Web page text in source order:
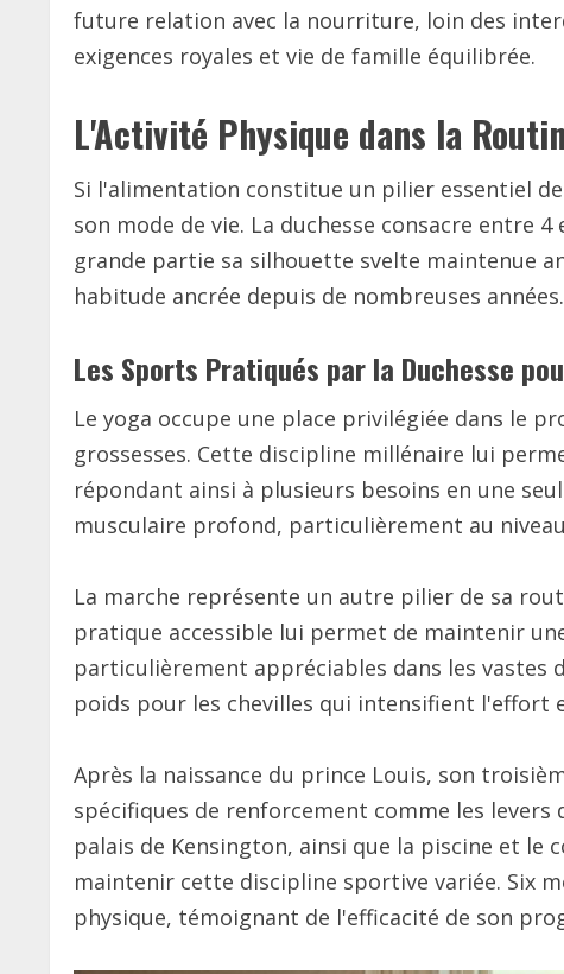
future relation avec la nourriture, loin des
exigences royales et vie de famille équilibrée.
L'Activité Physique dans la
Si l'alimentation constitue un pilier essentiel
son mode de vie. La duchesse consacre entre
grande partie sa silhouette svelte maintenue
habitude ancrée depuis de nombreuses années.
Les Sports Pratiqués par la Duchesse
Le yoga occupe une place privilégiée dans le
grossesses. Cette discipline millénaire lui
répondant ainsi à plusieurs besoins en une
musculaire profond, particulièrement au
La marche représente un autre pilier de sa
pratique accessible lui permet de maintenir
particulièrement appréciables dans les vastes
poids pour les chevilles qui intensifient l'effort
Après la naissance du prince Louis, son
spécifiques de renforcement comme les
palais de Kensington, ainsi que la piscine et
maintenir cette discipline sportive variée. Six
physique, témoignant de l'efficacité de son